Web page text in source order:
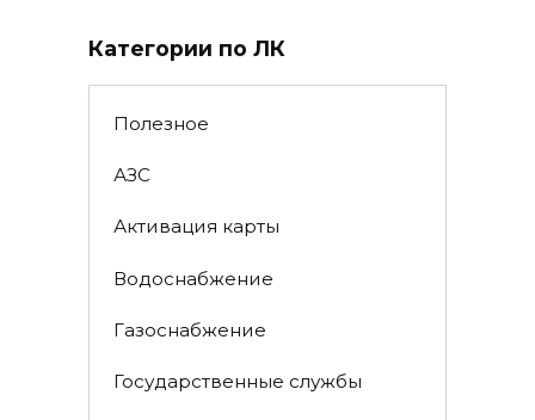
Категории по ЛК
Полезное
АЗС
Активация карты
Водоснабжение
Газоснабжение
Государственные службы